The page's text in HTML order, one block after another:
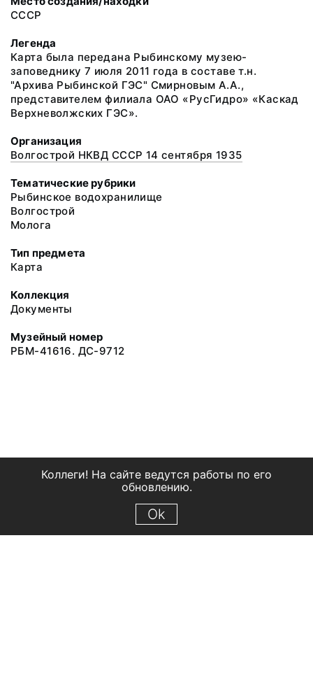
СССР
Легенда
Карта была передана Рыбинскому музею-
заповеднику 7 июля 2011 года в составе т.н.
"Архива Рыбинской ГЭС" Смирновым А.А.,
представителем филиала ОАО «РусГидро» «Каскад
Верхневолжских ГЭС».
Организация
Волгострой НКВД СССР 14 сентября 1935
Тематические рубрики
Рыбинское водохранилище
Волгострой
Молога
Тип предмета
Карта
Коллекция
Документы
Музейный номер
РБМ-41616. ДС-9712
Коллеги! На сайте ведутся работы по его
обновлению.
Ok